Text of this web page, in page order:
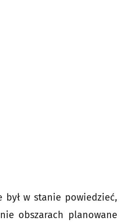
był w stanie powiedzieć,
obszarach planowane